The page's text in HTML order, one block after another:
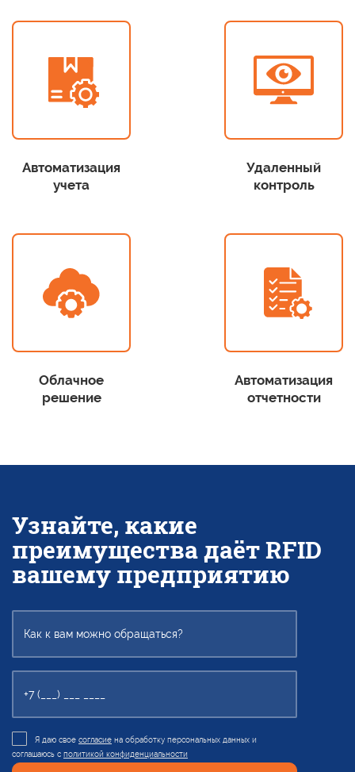
Автоматизация
учета
Удаленный
контроль
Облачное
решение
Автоматизация
отчетности
Узнайте, какие
преимущества даёт RFID
вашему предприятию
Я даю свое согласие на обработку персональных данных и
соглашаюсь с политикой конфиденциальности